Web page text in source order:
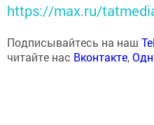
https://max.ru/
Подписывайтесь на наш
читайте нас Вконтакте,